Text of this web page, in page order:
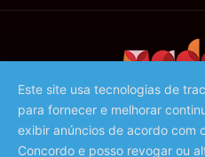
©️ 2023 - Associação
Este site usa tecnologias de
para fornecer e melhorar
exibir anúncios de acordo com
Concordo e posso revogar ou